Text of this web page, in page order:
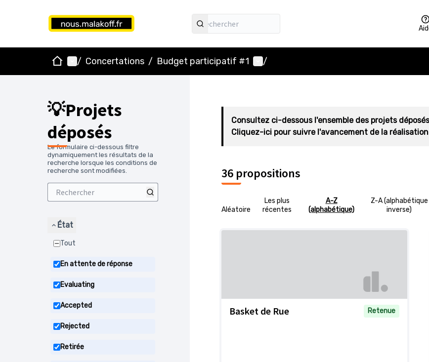
AccueilMenu principal
/ Concertations / Budget participatif #1 Menu utilisateur
/
💡Projets
déposés
Le formulaire ci-dessous filtre
dynamiquement les résultats de la
recherche lorsque les conditions de
recherche sont modifiées.
État
Tout
En attente de réponse
Evaluating
Accepted
Rejected
Retirée
Consultez ci-dessous l'ensemble des projets
Cliquez-ici pour suivre l'avancement de la
36 propositions
Aléatoire
Les plus
récentes
A-Z
(alphabétique)
Z-A (alphabétique
inverse)
Basket de Rue Retenue